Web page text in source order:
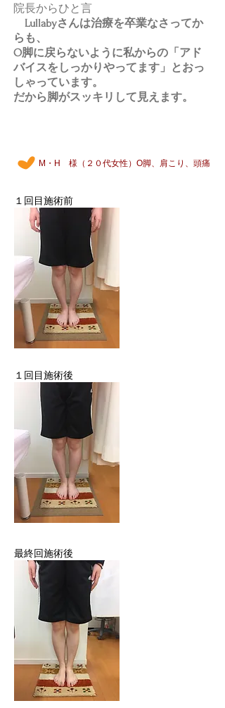
​院長からひと言
Lullabyさんは治療を卒業なさってか
らも、
O脚に戻らないように私からの「アド
バイスをしっかりやってます」とおっ
しゃっています。
だから脚がスッキリして見えます。
M・H 様（２０代女性）O脚、肩こり、頭痛
１回目施術前
１回目施術後
最終回施術後